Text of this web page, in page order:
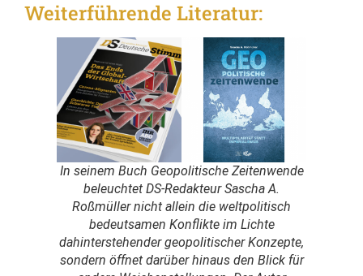
Weiterführende Literatur:
In seinem Buch Geopolitische Zeitenwende
beleuchtet DS-Redakteur Sascha A.
Roßmüller nicht allein die weltpolitisch
bedeutsamen Konflikte im Lichte
dahinterstehender geopolitischer Konzepte,
sondern öffnet darüber hinaus den Blick für